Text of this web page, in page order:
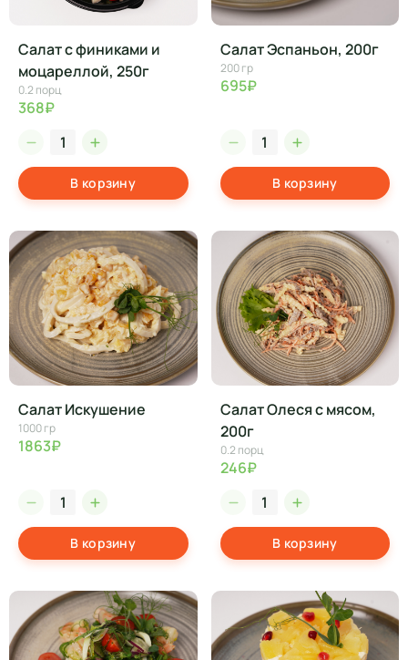
Салат с финиками и
моцареллой, 250г
0.2 порц
368₽
В корзину
Салат Эспаньон, 200г
200 гр
695₽
В корзину
Салат Искушение
1000 гр
1863₽
В корзину
Салат Олеся с мясом,
200г
0.2 порц
246₽
В корзину